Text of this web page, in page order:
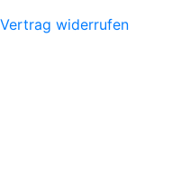
Vertrag widerrufen